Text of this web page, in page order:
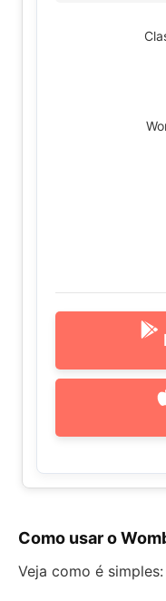
Como usar o
Veja como é simples: